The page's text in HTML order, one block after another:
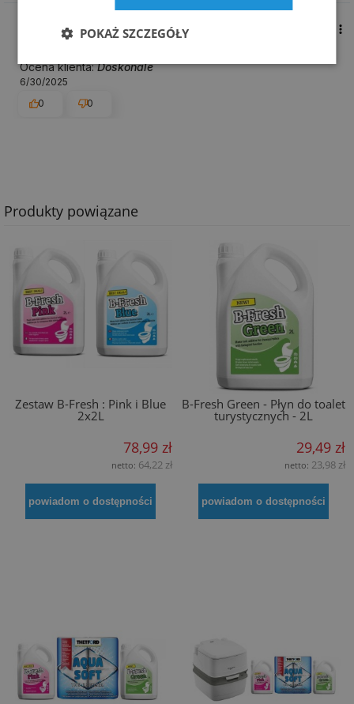
Agnieszka
Ocena klienta:Doskonale
6/30/2025
0
0
Produkty powiązane
Zestaw B-Fresh : Pink i Blue
2x2L
78,99 zł
netto: 64,22 zł
powiadom o dostępności
B-Fresh Green - Płyn do toalet
turystycznych - 2L
29,49 zł
netto: 23,98 zł
powiadom o dostępności
POKAŻ SZCZEGÓŁY